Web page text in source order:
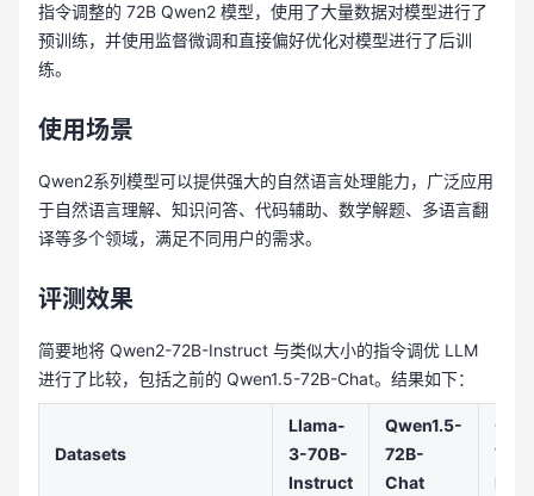
指令调整的 72B Qwen2 模型，使用了大量数据对模型进行了
预训练，并使用监督微调和直接偏好优化对模型进行了后训
练。
使用场景
Qwen2系列模型可以提供强大的自然语言处理能力，广泛应用
于自然语言理解、知识问答、代码辅助、数学解题、多语言翻
译等多个领域，满足不同用户的需求。
评测效果
简要地将 Qwen2-72B-Instruct 与类似大小的指令调优 LLM
进行了比较，包括之前的 Qwen1.5-72B-Chat。结果如下：
Datasets
Llama-
3-70B-
Instruct
Qwen1.5-
72B-
Chat
72B-